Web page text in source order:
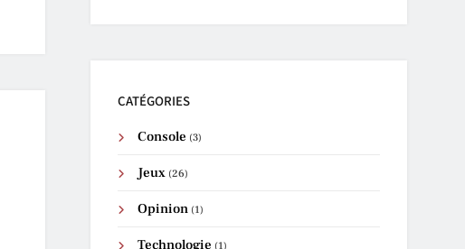
CATÉGORIES
Console (3)
Jeux (26)
Opinion (1)
Technologie (1)